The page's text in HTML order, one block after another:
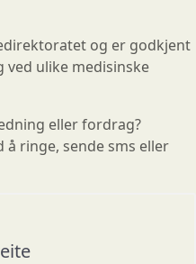
og er godkjent
ulike medisinske
eller fordrag?
ringe, sende sms eller